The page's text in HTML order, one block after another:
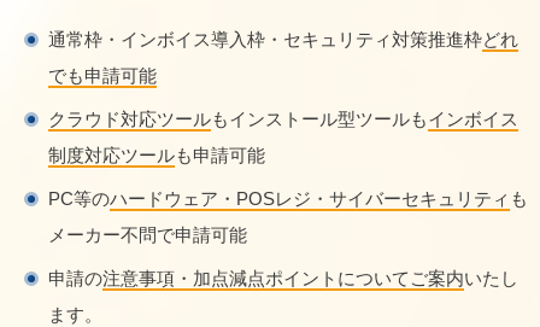
通常枠・インボイス導入枠・セキュリティ対策推進枠どれ
でも申請可能
クラウド対応ツールもインストール型ツールもインボイス
制度対応ツールも申請可能
PC等のハードウェア・POSレジ・サイバーセキュリティ も
メーカー不問で申請可能
申請の注意事項・加点減点ポイントについてご案内いたし
ます。